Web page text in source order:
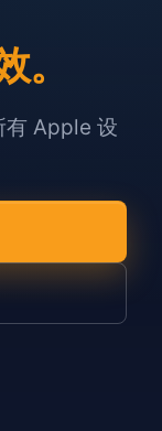
有 Apple 设